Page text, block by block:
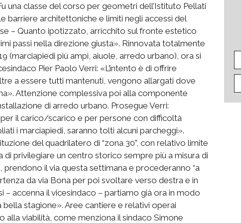
una classe del corso per geometri dell’Istituto Pellati
architettoniche e limiti negli accessi del
– Quanto ipotizzato, arricchito sul fronte estetico
passi nella direzione giusta». Rinnovata totalmente
(marciapiedi più ampi, aiuole, arredo urbano), ora si
Pier Paolo Verri: «L’intento è di offrire
a essere tutti mantenuti, vengono allargati dove
Attenzione complessiva poi alla componente
di arredo urbano. Prosegue Verri:
il carico/scarico e per persone con difficoltà
i marciapiedi, saranno tolti alcuni parcheggi».
del quadrilatero di “zona 30”, con relativo limite
privilegiare un centro storico sempre più a misura di
prendono il via questa settimana e procederanno “a
da via Bona per poi svoltare verso destra e in
accenna il vicesindaco – partiamo già ora in modo
stagione». Aree cantiere e relativi operai
alla viabilità, come menziona il sindaco Simone